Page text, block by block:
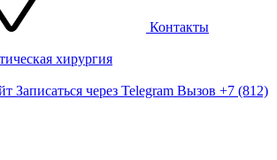
Контакты
хирургия
Записаться через Telegram Вызов +7 (812)